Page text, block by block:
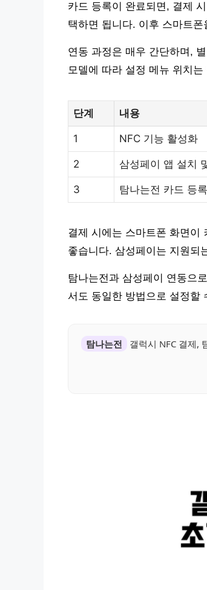
카드 등록이 완료되면, 결제
택하면 됩니다. 이후 스마트
연동 과정은 매우 간단하며,
모델에 따라 설정 메뉴 위치
단계 내용
1 NFC 기능 활성화
2 삼성페이 앱 설치
3 탐나는전 카드 등록
결제 시에는 스마트폰 화면이
좋습니다. 삼성페이는 지원되
탐나는전과 삼성페이 연동으
서도 동일한 방법으로 설정할
탐나는전
갤럭시 NFC 결제,